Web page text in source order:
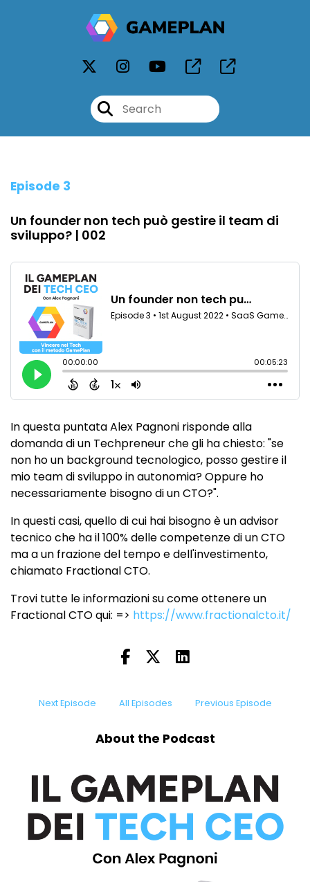
Episode 3
Un founder non tech può gestire il team di
sviluppo? | 002
In questa puntata Alex Pagnoni risponde alla
domanda di un Techpreneur che gli ha chiesto: "se
non ho un background tecnologico, posso gestire il
mio team di sviluppo in autonomia? Oppure ho
necessariamente bisogno di un CTO?".
In questi casi, quello di cui hai bisogno è un advisor
tecnico che ha il 100% delle competenze di un CTO
ma a un frazione del tempo e dell'investimento,
chiamato Fractional CTO.
Trovi tutte le informazioni su come ottenere un
Fractional CTO qui: => https://www.fractionalcto.it/
Next Episode All Episodes Previous Episode
About the Podcast